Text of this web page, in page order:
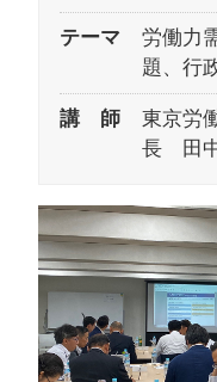
テーマ
労働力
題、行
講 師
東京労
長 田